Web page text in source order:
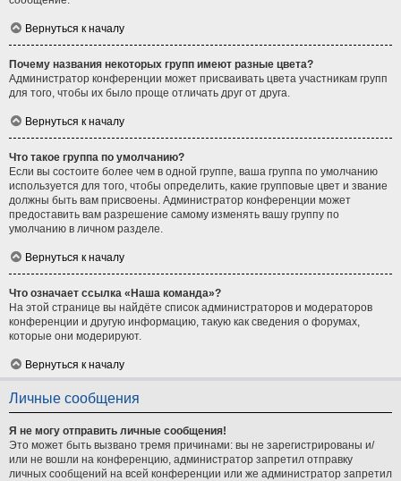
Вернуться к началу
Почему названия некоторых групп имеют разные цвета?
Администратор конференции может присваивать цвета участникам групп
для того, чтобы их было проще отличать друг от друга.
Вернуться к началу
Что такое группа по умолчанию?
Если вы состоите более чем в одной группе, ваша группа по умолчанию
используется для того, чтобы определить, какие групповые цвет и звание
должны быть вам присвоены. Администратор конференции может
предоставить вам разрешение самому изменять вашу группу по
умолчанию в личном разделе.
Вернуться к началу
Что означает ссылка «Наша команда»?
На этой странице вы найдёте список администраторов и модераторов
конференции и другую информацию, такую как сведения о форумах,
которые они модерируют.
Вернуться к началу
Личные сообщения
Я не могу отправить личные сообщения!
Это может быть вызвано тремя причинами: вы не зарегистрированы и/
или не вошли на конференцию, администратор запретил отправку
личных сообщений на всей конференции или же администратор запретил